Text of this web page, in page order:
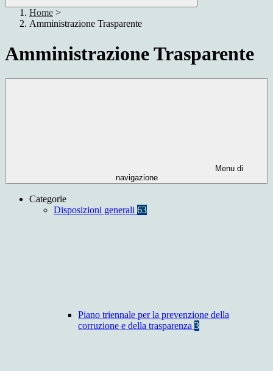
Home >
Amministrazione Trasparente
Amministrazione Trasparente
Menu di
navigazione
Categorie
Disposizioni generali 63
Piano triennale per la prevenzione della
corruzione e della trasparenza 3